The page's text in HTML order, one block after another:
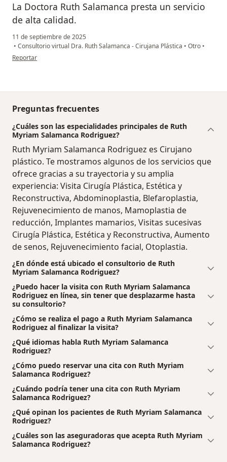
La Doctora Ruth Salamanca presta un servicio
de alta calidad.
11 de septiembre de 2025
• Consultorio virtual Dra. Ruth Salamanca - Cirujana Plástica • Otro •
en opinión del usuario Nubia Silva Aguilar
Reportar
Preguntas frecuentes
¿Cuáles son las especialidades principales de Ruth
Myriam Salamanca Rodriguez?
Ruth Myriam Salamanca Rodriguez es Cirujano
plástico. Te mostramos algunos de los servicios que
ofrece gracias a su trayectoria y su amplia
experiencia: Visita Cirugía Plástica, Estética y
Reconstructiva, Abdominoplastia, Blefaroplastia,
Rejuvenecimiento de manos, Mamoplastia de
reducción, Implantes mamarios, Visitas sucesivas
Cirugía Plástica, Estética y Reconstructiva, Aumento
de senos, Rejuvenecimiento facial, Otoplastia.
¿En dónde está ubicado el consultorio de Ruth
Myriam Salamanca Rodriguez?
¿Puedo hacer la visita con Ruth Myriam Salamanca
Rodriguez en línea, sin tener que desplazarme hasta
su consultorio?
¿Cómo se realiza el pago a Ruth Myriam Salamanca
Rodriguez al finalizar la visita?
¿Qué idiomas habla Ruth Myriam Salamanca
Rodriguez?
¿Cómo puedo reservar una cita con Ruth Myriam
Salamanca Rodriguez?
¿Cuándo podría tener una cita con Ruth Myriam
Salamanca Rodriguez?
¿Qué opinan los pacientes de Ruth Myriam Salamanca
Rodriguez?
¿Cuáles son las aseguradoras que acepta Ruth Myriam
Salamanca Rodriguez?